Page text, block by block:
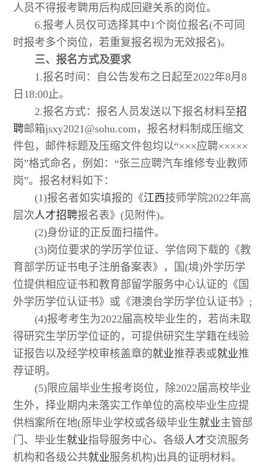
人员不得报考聘用后构成回避关系的岗位。
6.报考人员仅可选择其中1个岗位报名(不可同
时报考多个岗位，若重复报名视为无效报名)。
三、报名方式及要求
1.报名时间：自公告发布之日起至2022年8月8
日18:00止。
2.报名方式：报名人员发送以下报名材料至招
聘邮箱jsxy2021@sohu.com，报名材料制成压缩文
件包，邮件标题及压缩文件包均以“×××应聘×××××
岗”格式命名，例如：“张三应聘汽车维修专业教师
岗”。报名材料如下：
(1)报名者如实填报的《江西技师学院2022年高
层次人才招聘报名表》(见附件)。
(2)身份证的正反面扫描件。
(3)岗位要求的学历学位证、学信网下载的《教
育部学历证书电子注册备案表》，国(境)外学历学
位提供相应证书和教育部留学服务中心认证的《国
外学历学位认证书》或《港澳台学历学位认证书》;
(4)报考考生为2022届高校毕业生的，若尚未取
得研究生学历学位证的，可提供研究生学籍在线验
证报告以及经学校审核盖章的就业推荐表或就业推
荐证明。
(5)限应届毕业生报考岗位，除2022届高校毕业
生外，择业期内未落实工作单位的高校毕业生应提
供档案所在地(原毕业学校或各级毕业生就业主管部
门、毕业生就业指导服务中心、各级人才交流服务
机构和各级公共就业服务机构)出具的证明材料。